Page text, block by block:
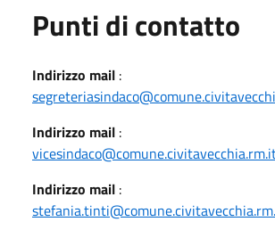
Punti di contatto
Indirizzo mail :
Indirizzo mail :
Indirizzo mail :